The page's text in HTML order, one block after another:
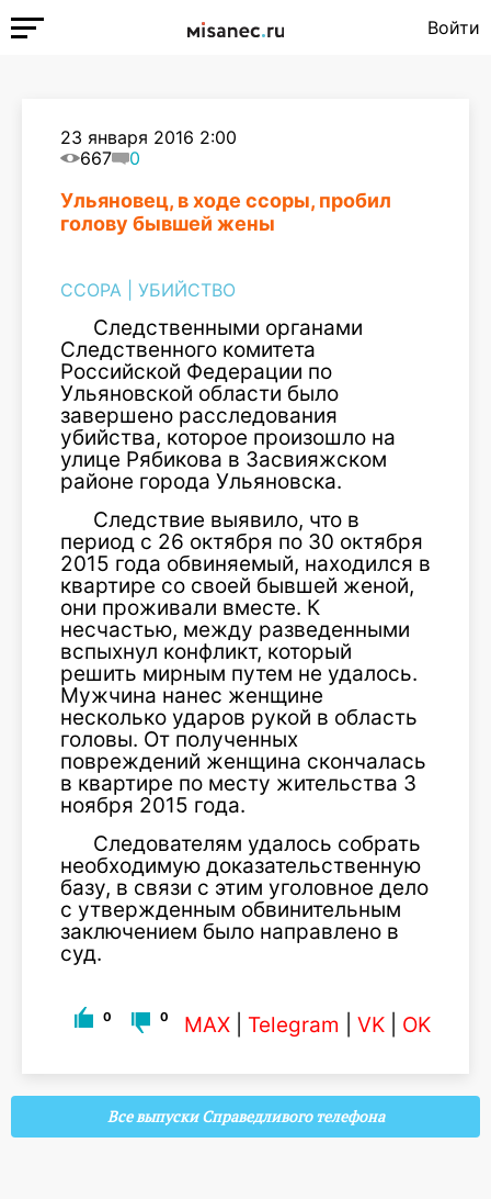
Войти
23 января 2016 2:00
667
0
Ульяновец, в ходе ссоры, пробил
голову бывшей жены
ССОРА УБИЙСТВО
Следственными органами
Следственного комитета
Российской Федерации по
Ульяновской области было
завершено расследования
убийства, которое произошло на
улице Рябикова в Засвияжском
районе города Ульяновска.
Следствие выявило, что в
период с 26 октября по 30 октября
2015 года обвиняемый, находился в
квартире со своей бывшей женой,
они проживали вместе. К
несчастью, между разведенными
вспыхнул конфликт, который
решить мирным путем не удалось.
Мужчина нанес женщине
несколько ударов рукой в область
головы. От полученных
повреждений женщина скончалась
в квартире по месту жительства 3
ноября 2015 года.
Следователям удалось собрать
необходимую доказательственную
базу, в связи с этим уголовное дело
с утвержденным обвинительным
заключением было направлено в
суд.
0 0 MAX Telegram VK OK
Все выпуски Справедливого телефона